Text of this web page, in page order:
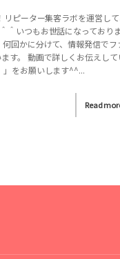
ピーター集客ラボを運営し
＾いつもお世話になっており
回かに分けて、情報発信でフ
す。 動画で詳しくお伝えして
」をお願いします^^...
Read